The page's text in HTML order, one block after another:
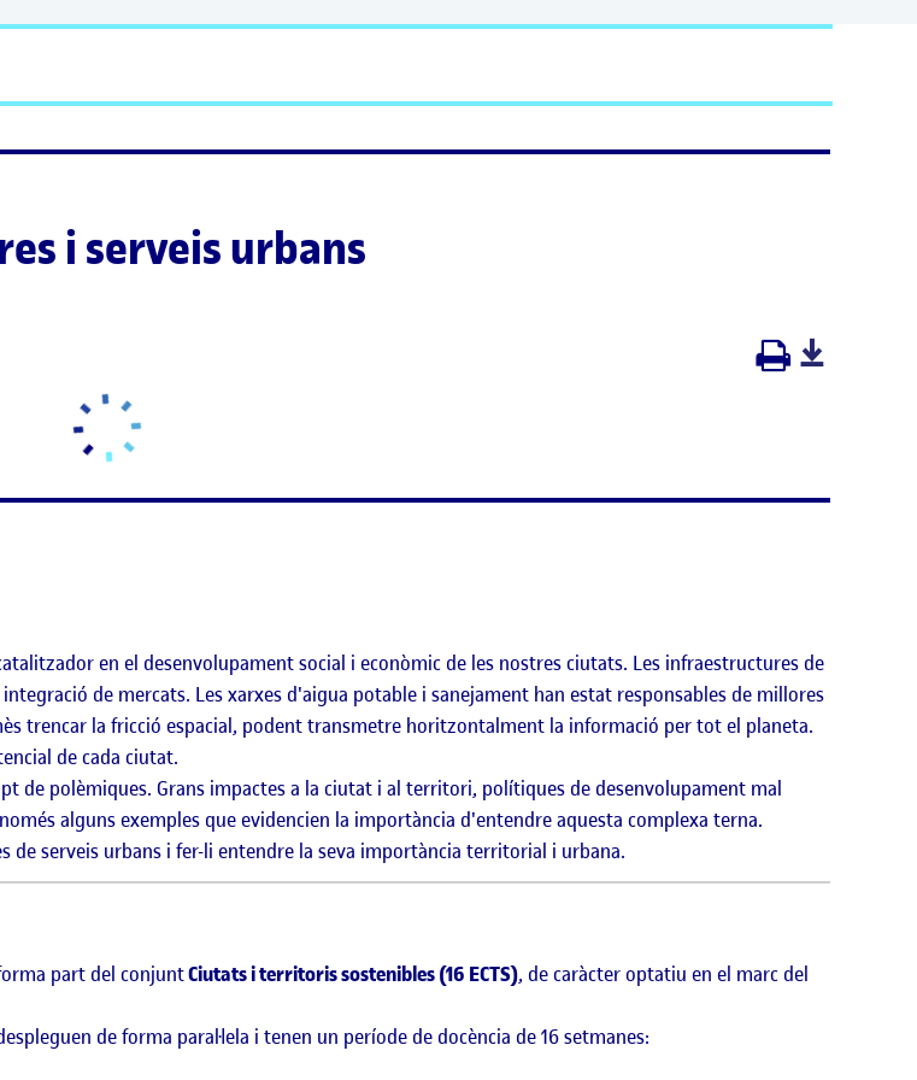
i serveis urbans
en el desenvolupament social i econòmic de les nostres ciutats. Les infraestructures de
de mercats. Les xarxes d'aigua potable i sanejament han estat responsables de millores
trencar la fricció espacial, podent transmetre horitzontalment la informació per tot el planeta.
de cada ciutat.
de polèmiques. Grans impactes a la ciutat i al territori, polítiques de desenvolupament mal
alguns exemples que evidencien la importància d'entendre aquesta complexa terna.
serveis urbans i fer-li entendre la seva importància territorial i urbana.
part del conjuntCiutats i territoris sostenibles (16 ECTS), de caràcter optatiu en el marc del
de forma paral·lela i tenen un període de docència de 16 setmanes: